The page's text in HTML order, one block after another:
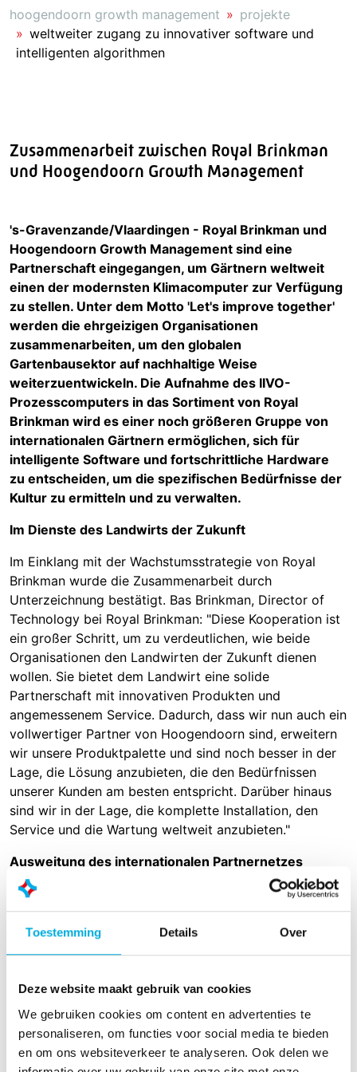
Toestemming Details Over
Deze website maakt gebruik van cookies
We gebruiken cookies om content en advertenties te
personaliseren, om functies voor social media te bieden
en om ons websiteverkeer te analyseren. Ook delen we
hoogendoorn growth management
projekte
weltweiter zugang zu innovativer software und
intelligenten algorithmen
Zusammenarbeit zwischen Royal Brinkman
und Hoogendoorn Growth Management
's-Gravenzande/Vlaardingen - Royal Brinkman und
Hoogendoorn Growth Management sind eine
Partnerschaft eingegangen, um Gärtnern weltweit
einen der modernsten Klimacomputer zur Verfügung
zu stellen. Unter dem Motto 'Let's improve together'
werden die ehrgeizigen Organisationen
zusammenarbeiten, um den globalen
Gartenbausektor auf nachhaltige Weise
weiterzuentwickeln. Die Aufnahme des IIVO-
Prozesscomputers in das Sortiment von Royal
Brinkman wird es einer noch größeren Gruppe von
internationalen Gärtnern ermöglichen, sich für
intelligente Software und fortschrittliche Hardware
zu entscheiden, um die spezifischen Bedürfnisse der
Kultur zu ermitteln und zu verwalten.
Im Dienste des Landwirts der Zukunft
Im Einklang mit der Wachstumsstrategie von Royal
Brinkman wurde die Zusammenarbeit durch
Unterzeichnung bestätigt. Bas Brinkman, Director of
Technology bei Royal Brinkman: "Diese Kooperation ist
ein großer Schritt, um zu verdeutlichen, wie beide
Organisationen den Landwirten der Zukunft dienen
wollen. Sie bietet dem Landwirt eine solide
Partnerschaft mit innovativen Produkten und
angemessenem Service. Dadurch, dass wir nun auch ein
vollwertiger Partner von Hoogendoorn sind, erweitern
wir unsere Produktpalette und sind noch besser in der
Lage, die Lösung anzubieten, die den Bedürfnissen
unserer Kunden am besten entspricht. Darüber hinaus
sind wir in der Lage, die komplette Installation, den
Service und die Wartung weltweit anzubieten."
Ausweitung des internationalen Partnernetzes
Für Hoogendoorn Growth Management bedeutet diese
Zusammenarbeit eine Erweiterung ihres internationalen
Partnernetzes um einen zuverlässigen und
angesehenen Partner im überdachten Gartenbau. "Wir
Zusammenarbeit. Damit ergänzen wir unser Netzwerk
um einen professionellen und spezialisierten Partner,
der uns international neue Türen öffnen kann. Durch die
enge Zusammenarbeit mit der Royal Brinkman-
Niederlassung in Australien verschafft diese